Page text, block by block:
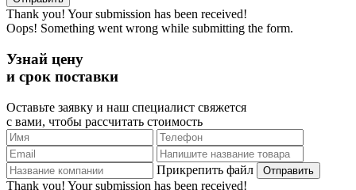
Thank you! Your submission has been received!
Oops! Something went wrong while submitting the form.
Узнай цену
и срок поставки
Оставьте заявку и наш специалист свяжется
с вами, чтобы рассчитать стоимость
Прикрепить файл
Thank you! Your submission has been received!